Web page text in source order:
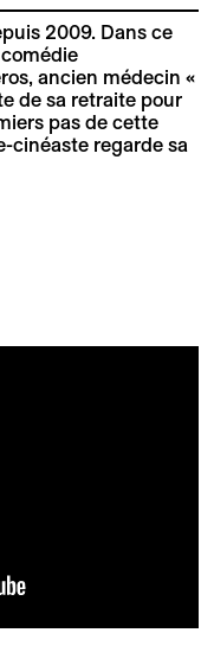
2009. Dans ce
ancien médecin «
de sa retraite pour
pas de cette
cinéaste regarde sa